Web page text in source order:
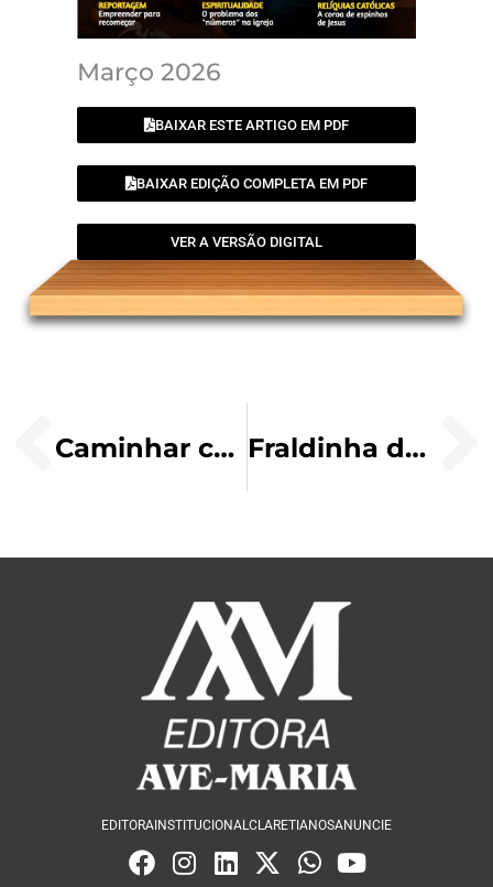
Março 2026
BAIXAR ESTE ARTIGO EM PDF
BAIXAR EDIÇÃO COMPLETA EM PDF
VER A VERSÃO DIGITAL
Caminhar com Maria na quaresma Fraldinha de panela
EDITORA INSTITUCIONALCLARETIANOSANUNCIE